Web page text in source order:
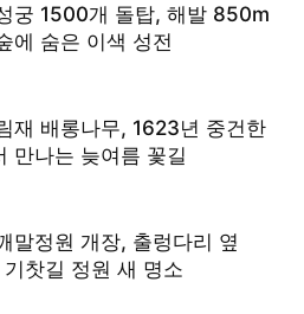
궁 1500개 돌탑, 해발 850m
에 숨은 이색 성전
재 배롱나무, 1623년 중건한
만나는 늦여름 꽃길
말정원 개장, 출렁다리 옆
찻길 정원 새 명소